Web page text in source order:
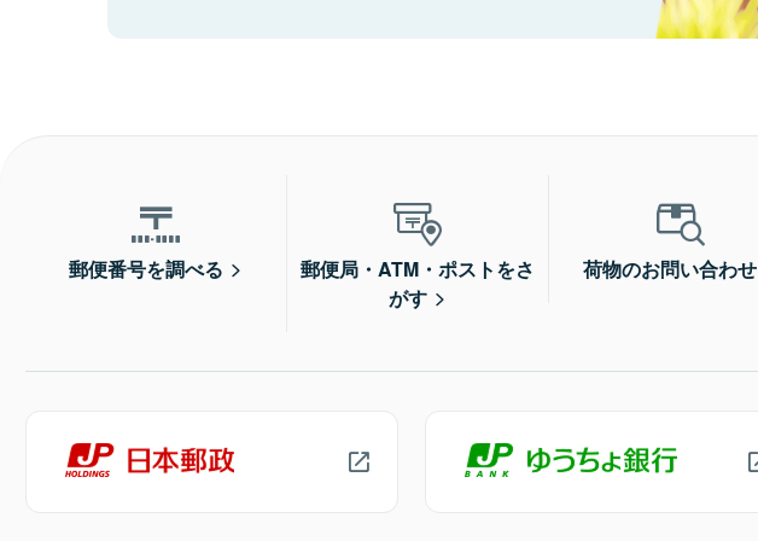
郵便番号を調べる
郵便局・ATM・ポストをさ
がす
荷物のお問い合わせ